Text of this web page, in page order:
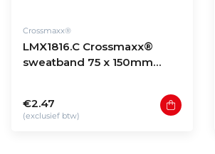
Crossmaxx®
LMX1816.C Crossmaxx®
sweatband 75 x 150mm
€2.47
(exclusief btw)